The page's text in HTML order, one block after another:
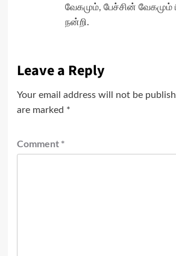
வேகமும், பேச்சின் வேகமும்
நன்றி.
Leave a Reply
Your email address will not be
are marked *
Comment *